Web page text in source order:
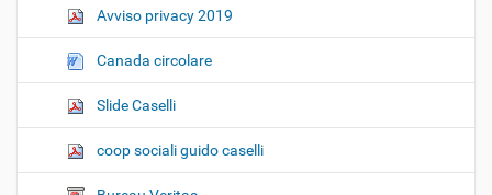
Avviso privacy 2019
Canada circolare
Slide Caselli
coop sociali guido caselli